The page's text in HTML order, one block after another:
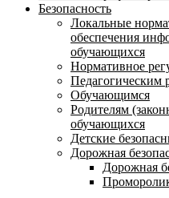
Безопасность
Локальные
обеспечения
обучающихся
Нормативное
Педагогическим
Обучающимся
Родителям
обучающихся
Детские
Дорожная
Дорожная